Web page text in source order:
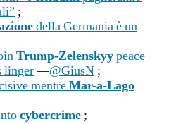
;
della Germania è un
Trump-Zelenskyypeace
linger—@GiusN ;
mentreMar-a-Lago
cybercrime ;